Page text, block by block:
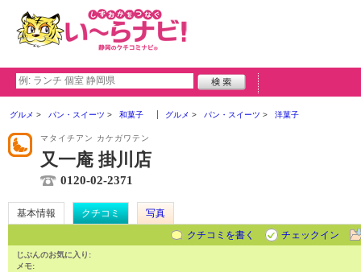
グルメ パン・スイーツ 和菓子 グルメ パン・スイーツ 洋菓子
マタイチアン カケガワテン
又一庵 掛川店
0120-02-2371
基本情報 クチコミ
写真
クチコミを書く
チェックイン
じぶんのお気に入り:
メモ: